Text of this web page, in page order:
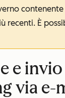
contenente
recenti. È
e
via e-